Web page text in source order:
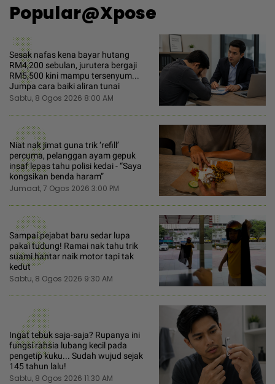
Popular@Xpose
1
Sesak nafas kena bayar hutang
RM4,200 sebulan, jurutera bergaji
RM5,500 kini mampu tersenyum...
Jumpa cara baiki aliran tunai
Sabtu, 8 Ogos 2026 8:00 AM
2
Niat nak jimat guna trik ‘refill’
percuma, pelanggan ayam gepuk
insaf lepas tahu polisi kedai - “Saya
kongsikan benda haram”
Jumaat, 7 Ogos 2026 3:00 PM
3
Sampai pejabat baru sedar lupa
pakai tudung! Ramai nak tahu trik
suami hantar naik motor tapi tak
kedut
Sabtu, 8 Ogos 2026 9:30 AM
4
Ingat tebuk saja-saja? Rupanya ini
fungsi rahsia lubang kecil pada
pengetip kuku... Sudah wujud sejak
145 tahun lalu!
Sabtu, 8 Ogos 2026 11:30 AM